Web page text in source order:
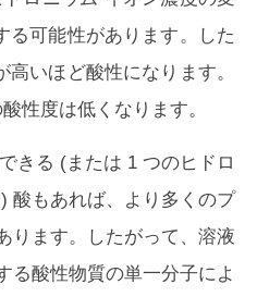
る可能性があります。した
いほど酸性になります。
性度は低くなります。
きる (または 1 つのヒドロ
酸もあれば、より多くのプ
ります。したがって、溶液
る酸性物質の単一分子によ